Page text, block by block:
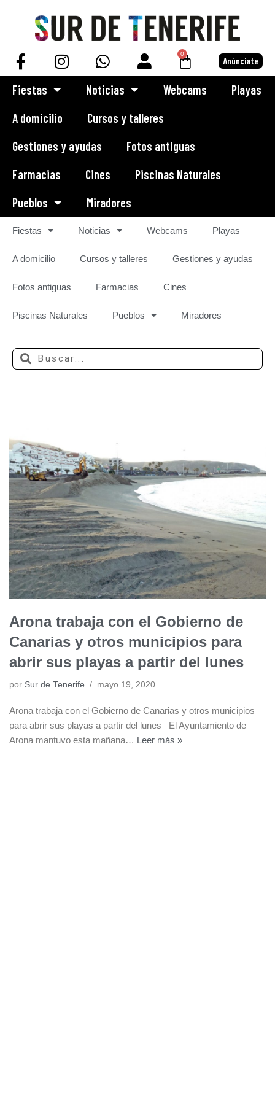
0
Anúnciate
Fiestas Noticias Webcams
Playas
A domicilio
Cursos y talleres
Gestiones y ayudas
Fotos antiguas
Farmacias
Cines
Piscinas Naturales
Pueblos
Miradores
Fiestas Noticias Webcams Playas
A domicilio Cursos y talleres Gestiones y ayudas
Fotos antiguas Farmacias Cines
Piscinas Naturales Pueblos Miradores
Arona trabaja con el Gobierno de
Canarias y otros municipios para
abrir sus playas a partir del lunes
por Sur de Tenerife mayo 19, 2020
Arona trabaja con el Gobierno de Canarias y otros municipios
para abrir sus playas a partir del lunes –El Ayuntamiento de
Arona mantuvo esta mañana… Leer más »